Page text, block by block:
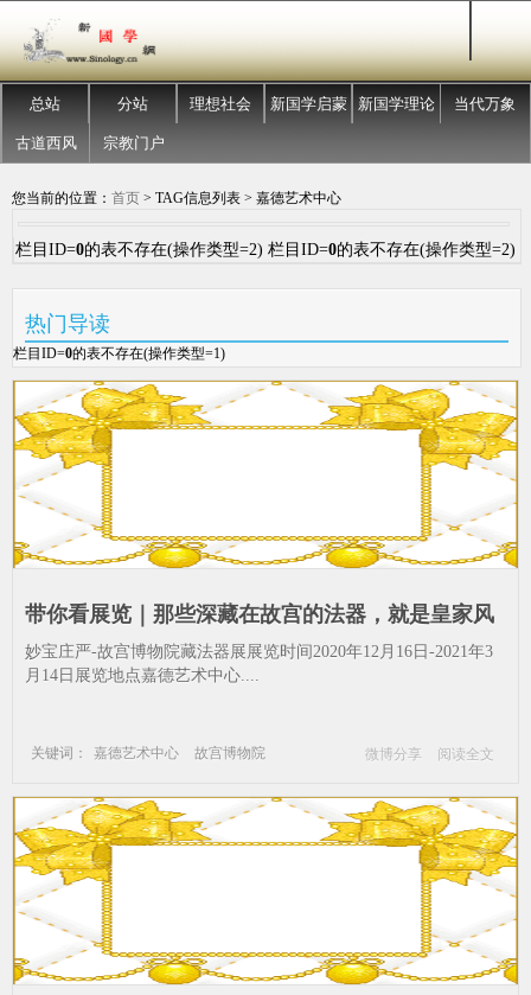
总站 分站 理想社会 新国学启蒙 新国学理论 当代万象
古道西风 宗教门户
您当前的位置： 首页 > TAG信息列表 > 嘉德艺术中心
栏目ID=0的表不存在(操作类型=2) 栏目ID=0的表不存在(操作类型=2)
热门导读
栏目ID=0的表不存在(操作类型=1)
带你看展览｜那些深藏在故宫的法器，就是皇家风
范_故宫博物院-法器-法轮-镀金-清宫-故宫
妙宝庄严-故宫博物院藏法器展展览时间2020年12月16日-2021年3
月14日展览地点嘉德艺术中心....
关键词： 嘉德艺术中心
故宫博物院
微博分享 阅读全文